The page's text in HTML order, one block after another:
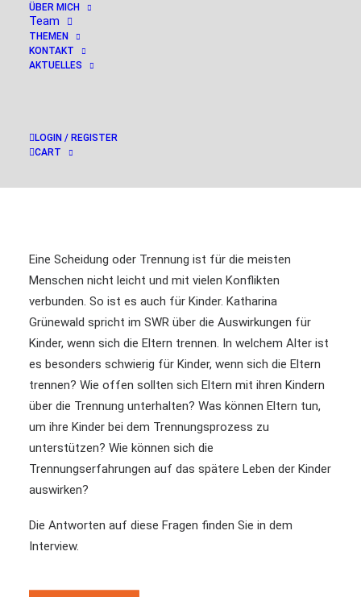
ÜBER MICH
Team
THEMEN
KONTAKT
AKTUELLES
LOGIN / REGISTER
CART
Eine Scheidung oder Trennung ist für die meisten
Menschen nicht leicht und mit vielen Konflikten
verbunden. So ist es auch für Kinder. Katharina
Grünewald spricht im SWR über die Auswirkungen für
Kinder, wenn sich die Eltern trennen. In welchem Alter ist
es besonders schwierig für Kinder, wenn sich die Eltern
trennen? Wie offen sollten sich Eltern mit ihren Kindern
über die Trennung unterhalten? Was können Eltern tun,
um ihre Kinder bei dem Trennungsprozess zu
unterstützen? Wie können sich die
Trennungserfahrungen auf das spätere Leben der Kinder
auswirken?
Die Antworten auf diese Fragen finden Sie in dem
Interview.